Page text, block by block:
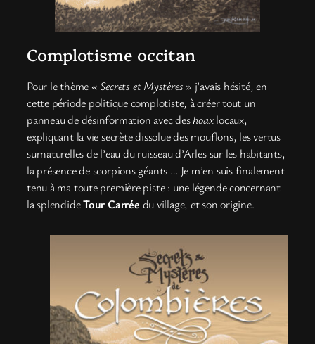
Complotisme occitan
Pour le thème «Secrets et Mystères » j’avais hésité, en
cette période politique complotiste, à créer tout un
panneau de désinformation avec deshoaxlocaux,
expliquant la vie secrète dissolue des mouflons, les vertus
surnaturelles de l’eau du ruisseau d’Arles sur les habitants,
la présence de scorpions géants … Je m’en suis finalement
tenu à ma toute première piste : une légende concernant
la splendideTour Carrée du village, et son origine.